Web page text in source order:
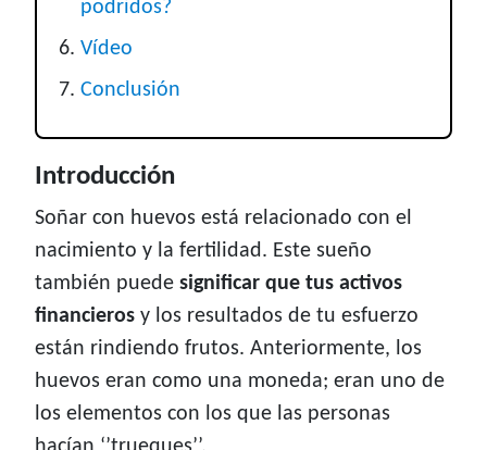
podridos?
Vídeo
Conclusión
Introducción
Soñar con huevos está relacionado con el
nacimiento y la fertilidad. Este sueño
también puede significar que tus activos
financieros y los resultados de tu esfuerzo
están rindiendo frutos. Anteriormente, los
huevos eran como una moneda; eran uno de
los elementos con los que las personas